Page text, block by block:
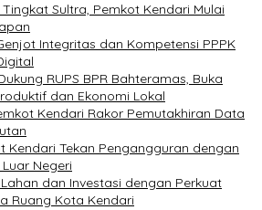
Tingkat Sultra, Pemkot Kendari Mulai
Integritas dan Kompetensi PPPK
RUPS BPR Bahteramas, Buka
dan Ekonomi Lokal
Kendari Rakor Pemutakhiran Data
Kendari Tekan Pengangguran dengan
Negeri
dan Investasi dengan Perkuat
Ruang Kota Kendari